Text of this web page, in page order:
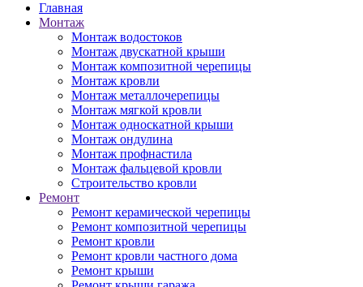
Главная
Монтаж
Монтаж водостоков
Монтаж двускатной крыши
Монтаж композитной черепицы
Монтаж кровли
Монтаж металлочерепицы
Монтаж мягкой кровли
Монтаж односкатной крыши
Монтаж ондулина
Монтаж профнастила
Монтаж фальцевой кровли
Строительство кровли
Ремонт
Ремонт керамической черепицы
Ремонт композитной черепицы
Ремонт кровли
Ремонт кровли частного дома
Ремонт крыши